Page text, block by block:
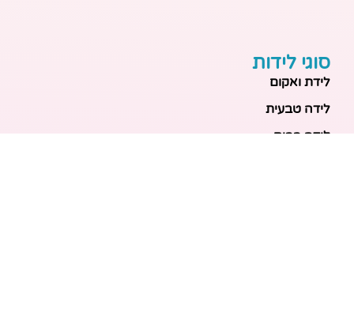
סוגי לידות
לידת ואקום
לידה טבעית
לידה בבית